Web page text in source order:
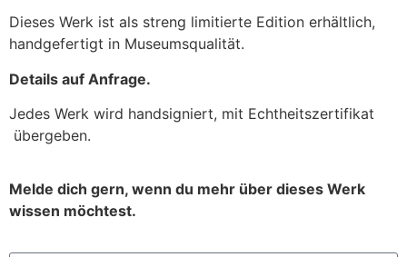
Dieses Werk ist als streng limitierte Edition erhältlich,
handgefertigt in Museumsqualität.
Details auf Anfrage.
Jedes Werk wird handsigniert, mit Echtheitszertifikat
übergeben.
Melde dich gern, wenn du mehr über dieses Werk
wissen möchtest.